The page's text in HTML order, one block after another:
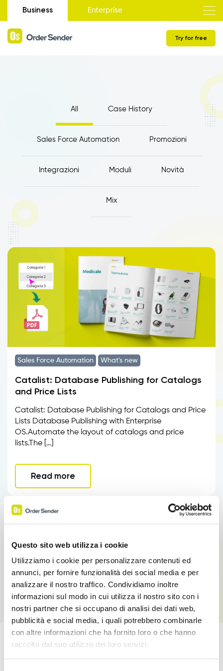
Questo sito web utilizza i cookie
Utilizziamo i cookie per personalizzare contenuti ed
annunci, per fornire funzionalità dei social media e per
analizzare il nostro traffico. Condividiamo inoltre
informazioni sul modo in cui utilizza il nostro sito con i
nostri partner che si occupano di analisi dei dati web,
pubblicità e social media, i quali potrebbero combinarle
con altre informazioni che ha fornito loro o che hanno
raccolto dal suo utilizzo dei loro servizi.
Business Enterprise
Try for free
All Case History
Sales Force Automation Promozioni
Integrazioni Moduli Novità
Mix
Sales Force Automation What's new
Catalist: Database Publishing for Catalogs
and Price Lists
Catalist: Database Publishing for Catalogs and Price
Lists Database Publishing with Enterprise
OS.Automate the layout of catalogs and price
lists.The […]
Read more